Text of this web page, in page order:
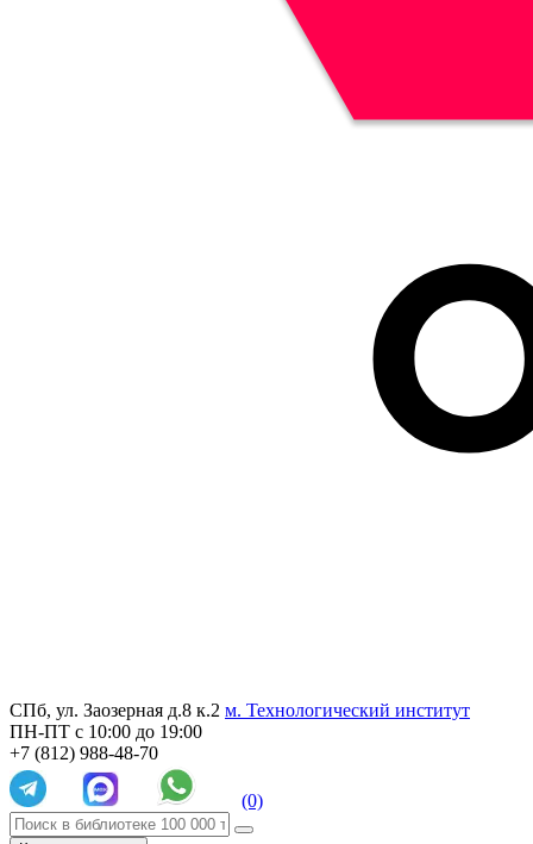
СПб, ул. Заозерная д.8 к.2 м. Технологический институт
ПН-ПТ с 10:00 до 19:00
+7 (812) 988-48-70
(0)